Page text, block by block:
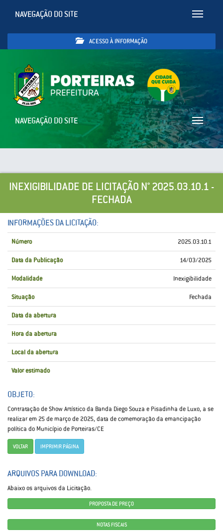
Toggle
NAVEGAÇÃO DO SITE
ACESSO À INFORMAÇÃO
Toggle
NAVEGAÇÃO DO SITE
INEXIGIBILIDADE DE LICITAÇÃO N° 2025.03.10.1 -
FECHADA
INFORMAÇÕES DA LICITAÇÃO:
Número 2025.03.10.1
Data da Publicação 14/03/2025
Modalidade Inexigibilidade
Situação Fechada
Data da abertura
Hora da abertura
Local da abertura
Valor estimado
OBJETO:
Contratação de Show Artístico da Banda Diego Souza e Pisadinha de Luxo, a se
realizar em 25 de março de 2025, data de comemoração da emancipação
política do Município de Porteiras/CE
VOLTAR IMPRIMIR PÁGINA
ARQUIVOS PARA DOWNLOAD:
Abaixo os arquivos da Licitação.
PROPOSTA DE PREÇO
NOTAS FISCAIS